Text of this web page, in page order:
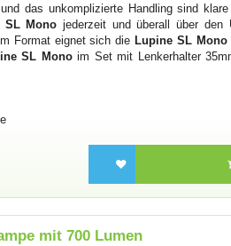
das unkomplizierte Handling sind
SL Mono jederzeit und überall über den
Format eignet sich dieLupine SL Mono
SL Monoim Set mit Lenkerhalter
mit 700 Lumen